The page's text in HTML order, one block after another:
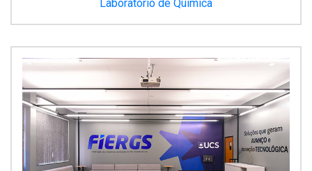
Laboratório de Química